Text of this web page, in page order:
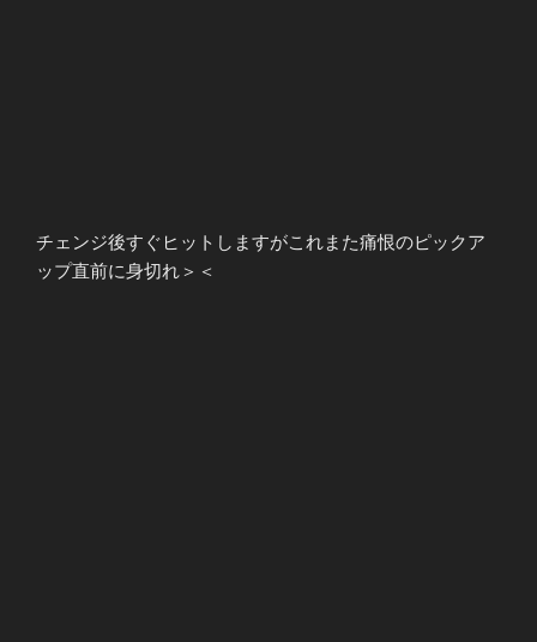
チェンジ後すぐヒットしますがこれまた痛恨のピックア
ップ直前に身切れ＞＜